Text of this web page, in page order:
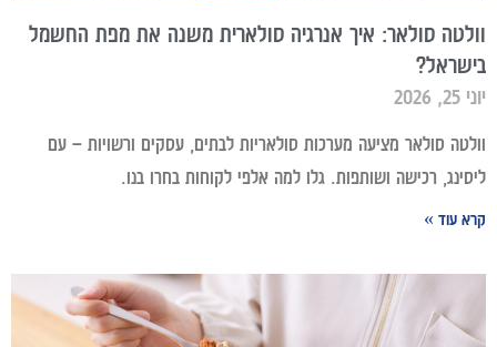
וולטה סולאר: איך אנרגיה סולארית משנה את מפת החשמל
בישראל?
יוני 25, 2026
וולטה סולאר מציעה מערכות סולאריות לבתים, עסקים ורשויות – עם
ליסינג, רכישה ושותפות. גלו למה אלפי לקוחות בחרו בנו.
קרא עוד »